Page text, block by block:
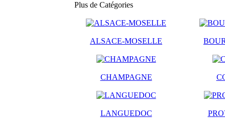
Plus de Catégories
ALSACE-MOSELLE
CHAMPAGNE
LANGUEDOC